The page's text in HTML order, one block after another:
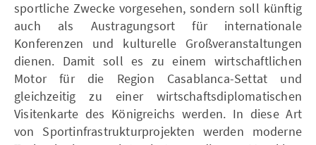
sportliche Zwecke vorgesehen, sondern soll künftig
auch als Austragungsort für internationale
Konferenzen und kulturelle Großveranstaltungen
dienen. Damit soll es zu einem wirtschaftlichen
Motor für die Region Casablanca-Settat und
gleichzeitig zu einer wirtschaftsdiplomatischen
Visitenkarte des Königreichs werden. In diese Art
von Sportinfrastrukturprojekten werden moderne